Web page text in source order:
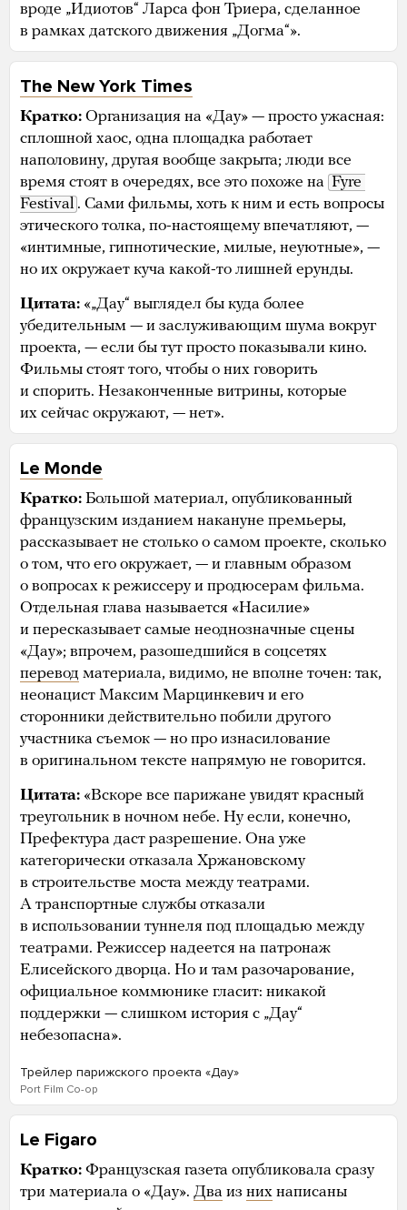
вроде „Идиотов“ Ларса фон Триера, сделанное
в рамках датского движения „Догма“».
The New York Times
Кратко: Организация на «Дау» — просто ужасная:
сплошной хаос, одна площадка работает
наполовину, другая вообще закрыта; люди все
время стоят в очередях, все это похоже на Fyre
Festival . Сами фильмы, хоть к ним и есть вопросы
этического толка, по-настоящему впечатляют, —
«интимные, гипнотические, милые, неуютные», —
но их окружает куча какой-то лишней ерунды.
Цитата: «„Дау“ выглядел бы куда более
убедительным — и заслуживающим шума вокруг
проекта, — если бы тут просто показывали кино.
Фильмы стоят того, чтобы о них говорить
и спорить. Незаконченные витрины, которые
их сейчас окружают, — нет».
Le Monde
Кратко: Большой материал, опубликованный
французским изданием накануне премьеры,
рассказывает не столько о самом проекте, сколько
о том, что его окружает, — и главным образом
о вопросах к режиссеру и продюсерам фильма.
Отдельная глава называется «Насилие»
и пересказывает самые неоднозначные сцены
«Дау»; впрочем, разошедшийся в соцсетях
перевод материала, видимо, не вполне точен: так,
неонацист Максим Марцинкевич и его
сторонники действительно побили другого
участника съемок — но про изнасилование
в оригинальном тексте напрямую не говорится.
Цитата: «Вскоре все парижане увидят красный
треугольник в ночном небе. Ну если, конечно,
Префектура даст разрешение. Она уже
категорически отказала Хржановскому
в строительстве моста между театрами.
А транспортные службы отказали
в использовании туннеля под площадью между
театрами. Режиссер надеется на патронаж
Елисейского дворца. Но и там разочарование,
официальное коммюнике гласит: никакой
поддержки — слишком история с „Дау“
небезопасна».
Трейлер парижского проекта «Дау»
Port Film Co-op
Le Figaro
Кратко: Французская газета опубликовала сразу
три материала о «Дау». Два из них написаны